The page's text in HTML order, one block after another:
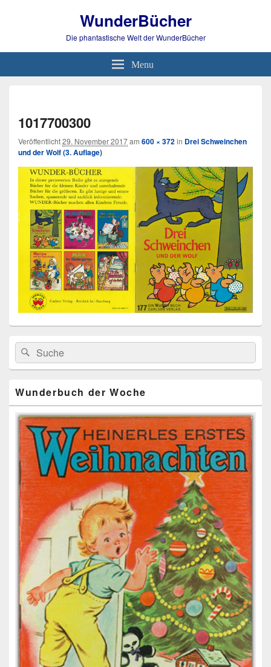
WunderBücher
Die phantastische Welt der WunderBücher
Menu
1017700300
Veröffentlicht29. November 2017am 600 × 372in Drei Schweinchen
und der Wolf (3. Auflage)
Primärer
Seitenleisten
Widget-
Bereich
Search
for:
Suche
Wunderbuch der Woche